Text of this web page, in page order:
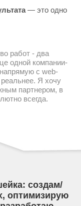
— это одно
работ - два
одной компании-
с web-
реальнее. Я хочу
партнером, в
всегда.
создам/
оптимизирую